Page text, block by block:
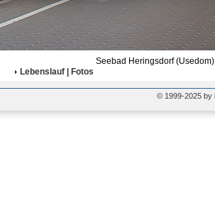
Seebad Heringsdorf
Lebenslauf | Fotos
© 1999-2025 by